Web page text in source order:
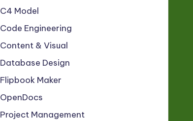
C4 Model
Code Engineering
Content & Visual
Database Design
Flipbook Maker
OpenDocs
Project Management